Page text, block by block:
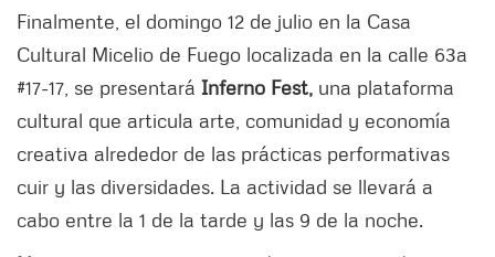
Finalmente, el domingo 12 de julio en la Casa
Cultural Micelio de Fuego localizada en la calle 63a
#17-17, se presentará Inferno Fest, una plataforma
cultural que articula arte, comunidad y economía
creativa alrededor de las prácticas performativas
cuir y las diversidades. La actividad se llevará a
cabo entre la 1 de la tarde y las 9 de la noche.